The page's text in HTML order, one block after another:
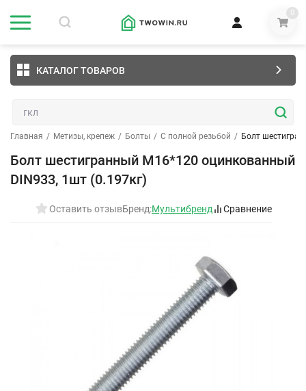
0
КАТАЛОГ ТОВАРОВ
Главная / Метизы, крепеж / Болты / С полной резьбой / Болт
Болт шестигранный М16*120 оцинкованный
DIN933, 1шт (0.197кг)
Оставить отзывБренд:Мультибренд Сравнение